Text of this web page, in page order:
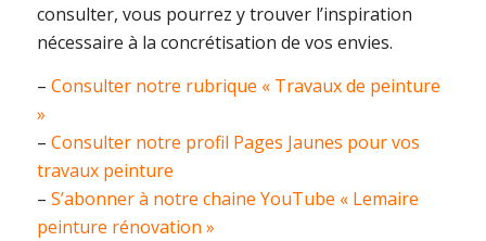
consulter, vous pourrez y trouver l’inspiration
nécessaire à la concrétisation de vos envies.
– Consulter notre rubrique « Travaux de peinture
»
– Consulter notre profil Pages Jaunes pour vos
travaux peinture
– S’abonner à notre chaine YouTube « Lemaire
peinture rénovation »